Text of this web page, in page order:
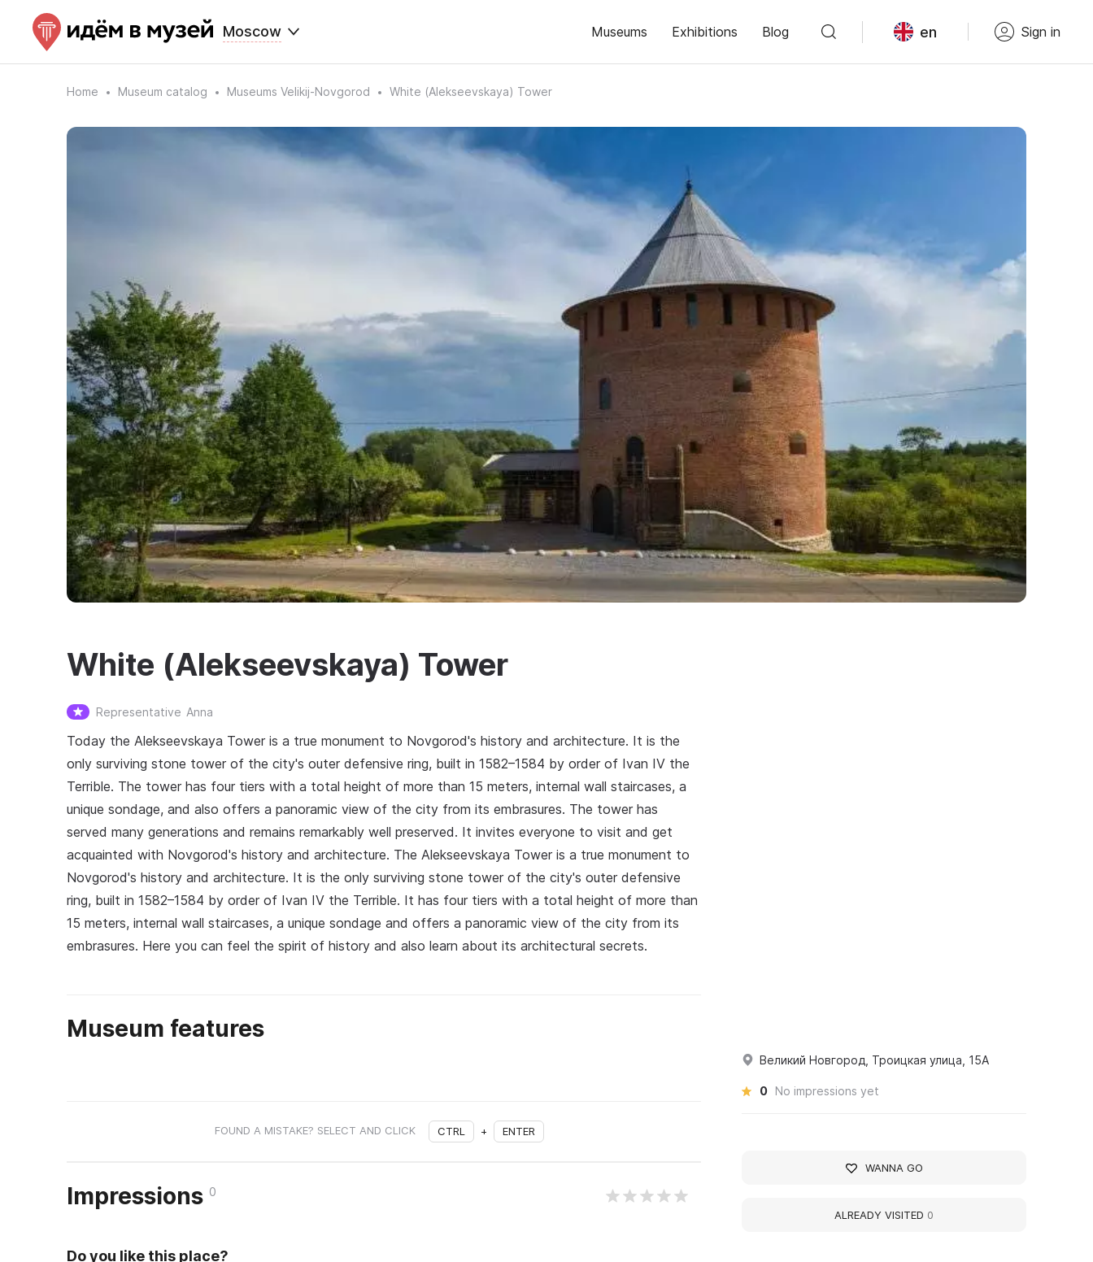
Moscow Museums Exhibitions Blog en Sign in
Home Museum catalog Museums Velikij-Novgorod White (Alekseevskaya) Tower
White (Alekseevskaya) Tower
Representative Anna
Today the Alekseevskaya Tower is a true monument to Novgorod's history and architecture. It is the
only surviving stone tower of the city's outer defensive ring, built in 1582–1584 by order of Ivan IV the
Terrible. The tower has four tiers with a total height of more than 15 meters, internal wall staircases, a
unique sondage, and also offers a panoramic view of the city from its embrasures. The tower has
served many generations and remains remarkably well preserved. It invites everyone to visit and get
acquainted with Novgorod's history and architecture. The Alekseevskaya Tower is a true monument to
Novgorod's history and architecture. It is the only surviving stone tower of the city's outer defensive
ring, built in 1582–1584 by order of Ivan IV the Terrible. It has four tiers with a total height of more than
15 meters, internal wall staircases, a unique sondage and offers a panoramic view of the city from its
embrasures. Here you can feel the spirit of history and also learn about its architectural secrets.
Museum features
FOUND A MISTAKE? SELECT AND CLICK CTRL + ENTER
Impressions 0
Do you like this place?
Великий Новгород, Троицкая улица, 15А
0 No impressions yet
WANNA GO
ALREADY VISITED 0